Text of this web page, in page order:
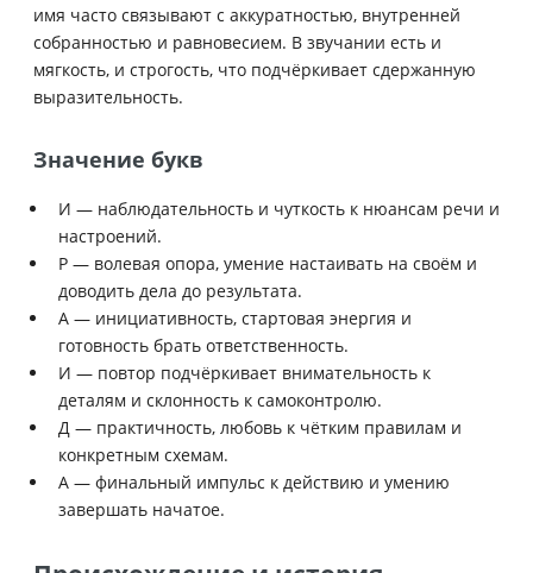
имя часто связывают с аккуратностью, внутренней
собранностью и равновесием. В звучании есть и
мягкость, и строгость, что подчёркивает сдержанную
выразительность.
Значение букв
И — наблюдательность и чуткость к нюансам речи и
настроений.
Р — волевая опора, умение настаивать на своём и
доводить дела до результата.
А — инициативность, стартовая энергия и
готовность брать ответственность.
И — повтор подчёркивает внимательность к
деталям и склонность к самоконтролю.
Д — практичность, любовь к чётким правилам и
конкретным схемам.
А — финальный импульс к действию и умению
завершать начатое.